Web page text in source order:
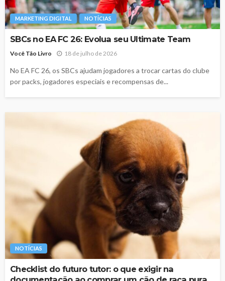
MARKETING DIGITAL NOTÍCIAS
SBCs no EA FC 26: Evolua seu Ultimate Team
Você Tão Livro 18 de julho de 2026
No EA FC 26, os SBCs ajudam jogadores a trocar cartas do clube
por packs, jogadores especiais e recompensas de...
NOTÍCIAS
Checklist do futuro tutor: o que exigir na